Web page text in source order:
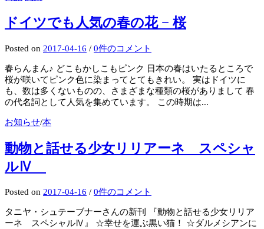
ドイツでも人気の春の花 − 桜
Posted on 2017-04-16 / 0件のコメント
春らんまん♪ どこもかしこもピンク 日本の春はいたるところで
桜が咲いてピンク色に染まってとてもきれい。 実はドイツに
も、数は多くないものの、さまざまな種類の桜がありまして 春
の代名詞として人気を集めています。 この時期は...
お知らせ/本
動物と話せる少女リリアーネ スペシャ
ルⅣ
Posted on 2017-04-16 / 0件のコメント
タニヤ・シュテーブナーさんの新刊 『動物と話せる少女リリア
ーネ スペシャルⅣ』 ☆幸せを運ぶ黒い猫！ ☆ダルメシアンに